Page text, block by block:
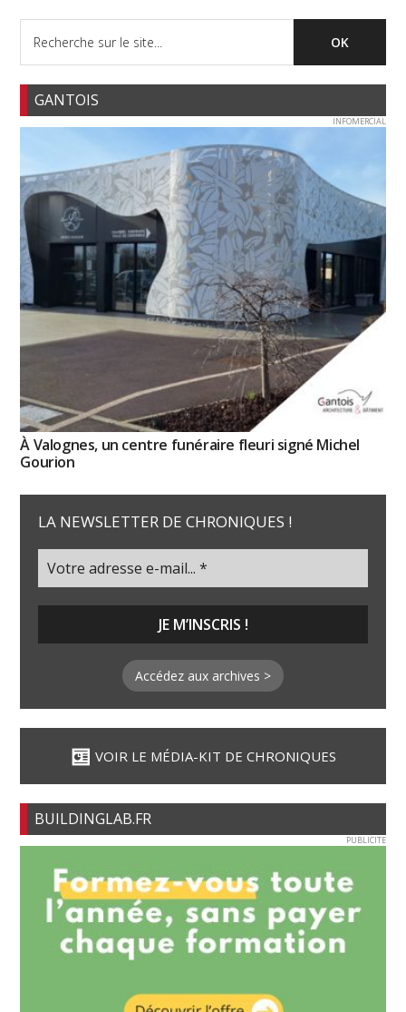
GANTOIS
INFOMERCIAL
À Valognes, un centre funéraire fleuri signé Michel
Gourion
LA NEWSLETTER DE CHRONIQUES !
Accédez aux archives >
VOIR LE MÉDIA-KIT DE CHRONIQUES
BUILDINGLAB.FR
PUBLICITE